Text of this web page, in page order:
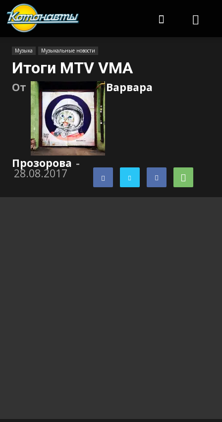
Музыка Музыкальные новости
Итоги MTV VMA
От Варвара
Прозорова -
28.08.2017